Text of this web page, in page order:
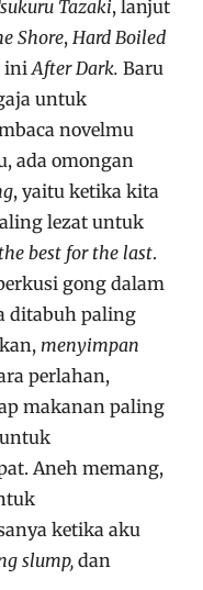
Tazaki, lanjut
Shore, Hard Boiled
iniAfter Dark. Baru
untuk
novelmu
ada omongan
, yaitu ketika kita
lezat untuk
best for the last.
gong dalam
ditabuh paling
menyimpan
perlahan,
makanan paling
untuk
Aneh memang,
ketika aku
slump,dan